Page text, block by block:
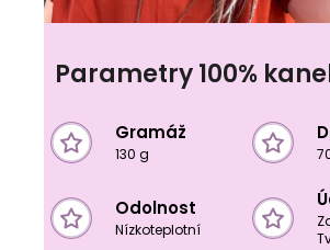
Parametry 100%
Gramáž
130 g
Odolnost
Nízkoteplotní